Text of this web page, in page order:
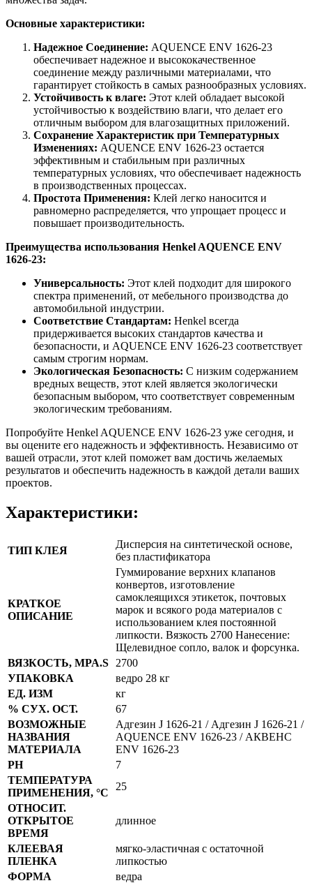
Основные характеристики:
Надежное Соединение: AQUENCE ENV 1626-23
обеспечивает надежное и высококачественное
соединение между различными материалами, что
гарантирует стойкость в самых разнообразных условиях.
Устойчивость к влаге: Этот клей обладает высокой
устойчивостью к воздействию влаги, что делает его
отличным выбором для влагозащитных приложений.
Сохранение Характеристик при Температурных
Изменениях: AQUENCE ENV 1626-23 остается
эффективным и стабильным при различных
температурных условиях, что обеспечивает надежность
в производственных процессах.
Простота Применения: Клей легко наносится и
равномерно распределяется, что упрощает процесс и
повышает производительность.
Преимущества использования Henkel AQUENCE ENV
1626-23:
Универсальность: Этот клей подходит для широкого
спектра применений, от мебельного производства до
автомобильной индустрии.
Соответствие Стандартам: Henkel всегда
придерживается высоких стандартов качества и
безопасности, и AQUENCE ENV 1626-23 соответствует
самым строгим нормам.
Экологическая Безопасность: С низким содержанием
вредных веществ, этот клей является экологически
безопасным выбором, что соответствует современным
экологическим требованиям.
Попробуйте Henkel AQUENCE ENV 1626-23 уже сегодня, и
вы оцените его надежность и эффективность. Независимо от
вашей отрасли, этот клей поможет вам достичь желаемых
результатов и обеспечить надежность в каждой детали ваших
проектов.
Характеристики:
ТИП КЛЕЯ
Дисперсия на синтетической основе,
без пластификатора
КРАТКОЕ
ОПИСАНИЕ
Гуммирование верхних клапанов
конвертов, изготовление
самоклеящихся этикеток, почтовых
марок и всякого рода материалов с
использованием клея постоянной
липкости. Вязкость 2700 Нанесение:
Щелевидное сопло, валок и форсунка.
ВЯЗКОСТЬ, MPA.S
2700
УПАКОВКА
ведро 28 кг
ЕД. ИЗМ
кг
% СУХ. ОСТ.
67
ВОЗМОЖНЫЕ
НАЗВАНИЯ
МАТЕРИАЛА
Адгезин J 1626-21 / Адгезин J 1626-21 /
AQUENCE ENV 1626-23 / АКВЕНС
ENV 1626-23
PH
7
ТЕМПЕРАТУРА
ПРИМЕНЕНИЯ, °С
25
ОТНОСИТ.
ОТКРЫТОЕ
ВРЕМЯ
длинное
КЛЕЕВАЯ
ПЛЕНКА
мягко-эластичная с остаточной
липкостью
ФОРМА
ведра